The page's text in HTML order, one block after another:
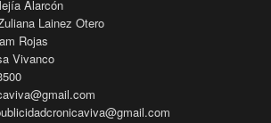
Alarcón
Lainez Otero
Rojas
Vivanco